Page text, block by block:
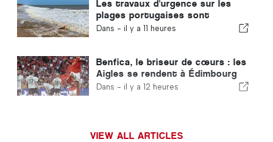
Les travaux d'urgence sur les
plages portugaises sont
terminés
Dans - il y a 11 heures
Benfica, le briseur de cœurs : les
Aigles se rendent à Édimbourg
avec un pied déjà qualifié pour le
Dans - il y a 12 heures
VIEW ALL ARTICLES